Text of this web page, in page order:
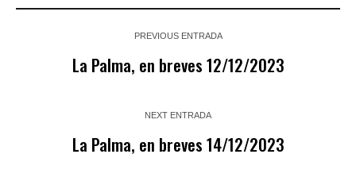
PREVIOUS ENTRADA
La Palma, en breves 12/12/2023
NEXT ENTRADA
La Palma, en breves 14/12/2023